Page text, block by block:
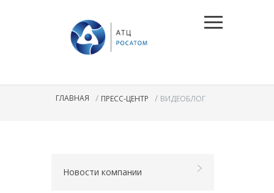
ГЛАВНАЯ / ПРЕСС-ЦЕНТР / ВИДЕОБЛОГ
Новости компании